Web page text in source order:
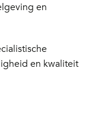
en
en kwaliteit